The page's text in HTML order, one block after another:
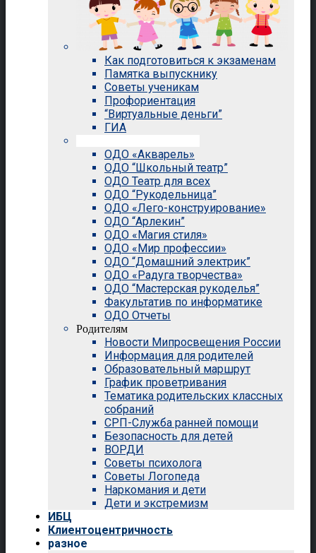
Как подготовиться к экзаменам
Памятка выпускнику
Советы ученикам
Профориентация
“Виртуальные деньги”
ГИА
ОДО «Акварель»
ОДО “Школьный театр”
ОДО Театр для всех
ОДО “Рукодельница”
ОДО «Лего-конструирование»
ОДО “Арлекин”
ОДО «Магия стиля»
ОДО «Мир профессии»
ОДО “Домашний электрик”
ОДО «Радуга творчества»
ОДО “Мастерская рукоделья”
Факультатив по информатике
ОДО Отчеты
Родителям
Новости Мипросвещения России
Информация для родителей
Образовательный маршрут
График проветривания
Тематика родительских классных
собраний
СРП-Служба ранней помощи
Безопасность для детей
ВОРДИ
Советы психолога
Советы Логопеда
Наркомания и дети
Дети и экстремизм
ИБЦ
Клиентоцентричность
разное